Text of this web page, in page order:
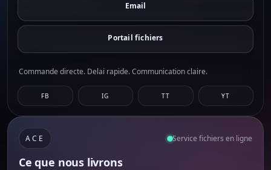
Email
Portail fichiers
Commande directe. Delai rapide. Communication claire.
FB IG TT YT
ACE Service fichiers en ligne
Ce que nous livrons